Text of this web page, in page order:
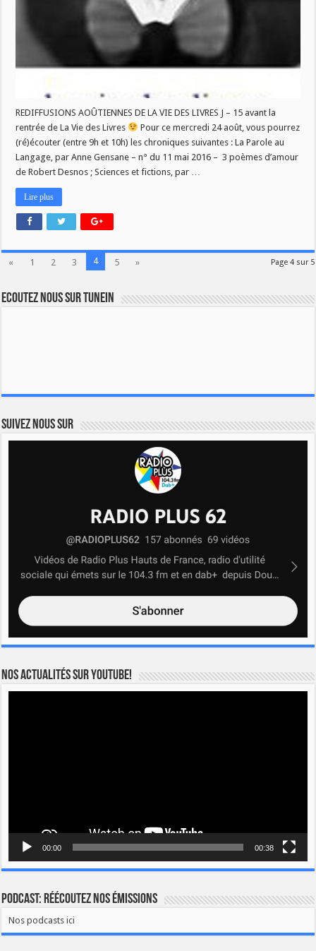
AOÛT
REDIFFUSIONS AOÛTIENNES DE LA VIE DES LIVRES J – 15 avant la
rentrée de La Vie des Livres
Pour ce mercredi 24 août, vous pourrez
(ré)écouter (entre 9h et 10h) les chroniques suivantes : La Parole au
Langage, par Anne Gensane – n° du 11 mai 2016 – 3 poèmes d’amour
de Robert Desnos ; Sciences et fictions, par …
Lire plus
Page 4 sur 5
« 1 2 3 4 5 »
Ecoutez nous sur TuneIn
Suivez nous sur
Nos actualités sur YOUTUBE!
00:00 00:38
Podcast: Réécoutez nos émissions
Nos podcasts ici